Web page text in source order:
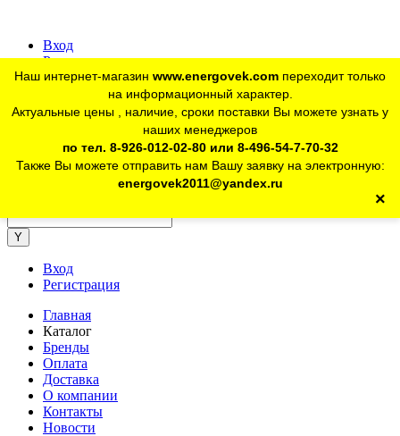
Вход
Регистрация
Для юр. лиц:+7 (926) 012-02-80
telegram Розничный магазин:+7 (925) 902-46-10
Наш интернет-магазин www.energovek.com переходит только
на информационный характер.
Актуальные цены , наличие, сроки поставки Вы можете узнать у
наших менеджеров
по тел. 8-926-012-02-80 или 8-496-54-7-70-32
Также Вы можете отправить нам Вашу заявку на электронную:
energovek2011@yandex.ru
×
Вход
Регистрация
Главная
Каталог
Бренды
Оплата
Доставка
О компании
Контакты
Новости